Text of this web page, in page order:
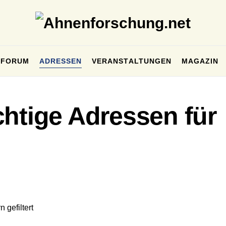
FORUM ADRESSEN VERANSTALTUNGEN MAGAZIN
Adressen für
gefiltert